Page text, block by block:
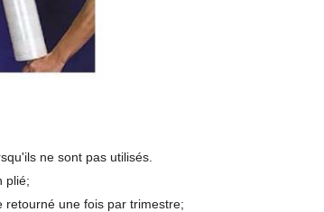
ne sont pas utilisés.
plié;
retourné une fois par trimestre;